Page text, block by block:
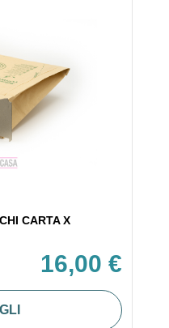
CARTA X
16,00 €